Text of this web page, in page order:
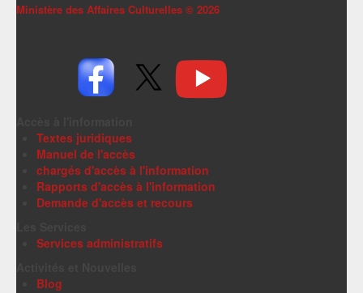
Ministère des Affaires Culturelles © 2026
Textes juridiques
Manuel de l'accès
chargés d'accès à l'information
Rapports d'accès à l'information
Demande d'accès et recours
Services administratifs
Blog